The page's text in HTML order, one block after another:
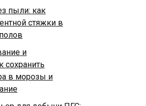
пыли: как
стяжки в
и
сохранить
в морозы и